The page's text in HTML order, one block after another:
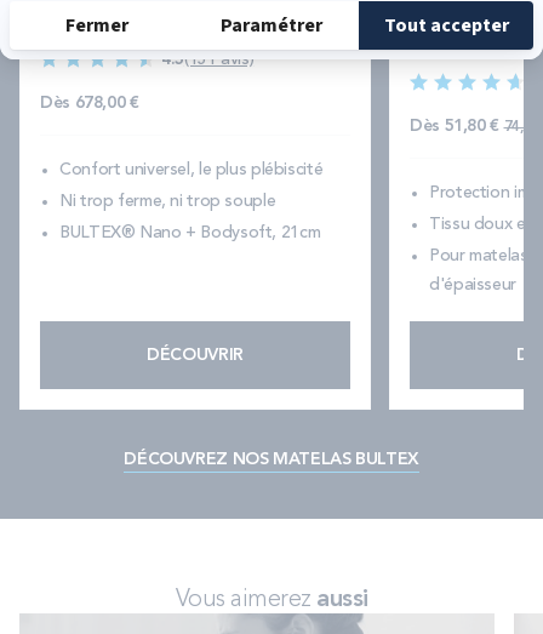
4.5(151 avis)
Dès 678,00 €
Confort universel, le plus plébiscité
Ni trop ferme, ni trop souple
BULTEX® Nano + Bodysoft, 21cm
DÉCOUVRIR
RESPIRANT
Dès 51,80 € Prix
74,00
Protection
Tissu doux et
Pour matelas
d'épaisseur
DÉCOUVREZ NOS MATELAS BULTEX
Vous aimerez aussi